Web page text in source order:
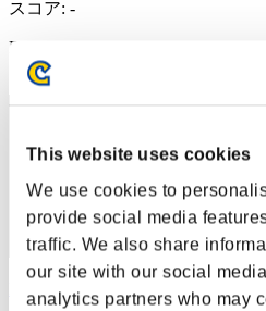
This website uses cookies
We use cookies to
provide social media
traffic. We also share
our site with our social
analytics partners who may
スコア: -
RANK
Lborum